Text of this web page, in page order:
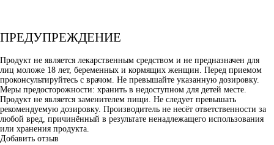
ПРЕДУПРЕЖДЕНИЕ
Продукт не является лекарственным средством и не предназначен для
лиц моложе 18 лет, беременных и кормящих женщин. Перед приемом
проконсультируйтесь с врачом. Не превышайте указанную дозировку.
Меры предосторожности: хранить в недоступном для детей месте.
Продукт не является заменителем пищи. Не следует превышать
рекомендуемую дозировку. Производитель не несёт ответственности за
любой вред, причинённый в результате ненадлежащего использования
или хранения продукта.
Добавить отзыв